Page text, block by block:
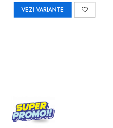
VEZI VARIANTE